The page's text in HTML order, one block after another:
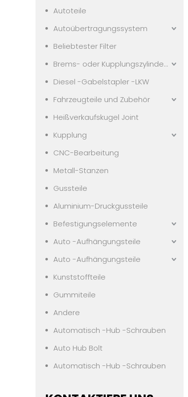
Autoteile
Autoübertragungssystem
Beliebtester Filter
Brems- oder Kupplungszylindern
Diesel -Gabelstapler -LKW
Fahrzeugteile und Zubehör
Heißverkaufskugel Joint
Kupplung
CNC-Bearbeitung
Metall-Stanzen
Gussteile
Aluminium-Druckgussteile
Befestigungselemente
Auto -Aufhängungsteile
Auto -Aufhängungsteile
Kunststoffteile
Gummiteile
Andere
Automatisch -Hub -Schrauben
Auto Hub Bolt
Automatisch -Hub -Schrauben